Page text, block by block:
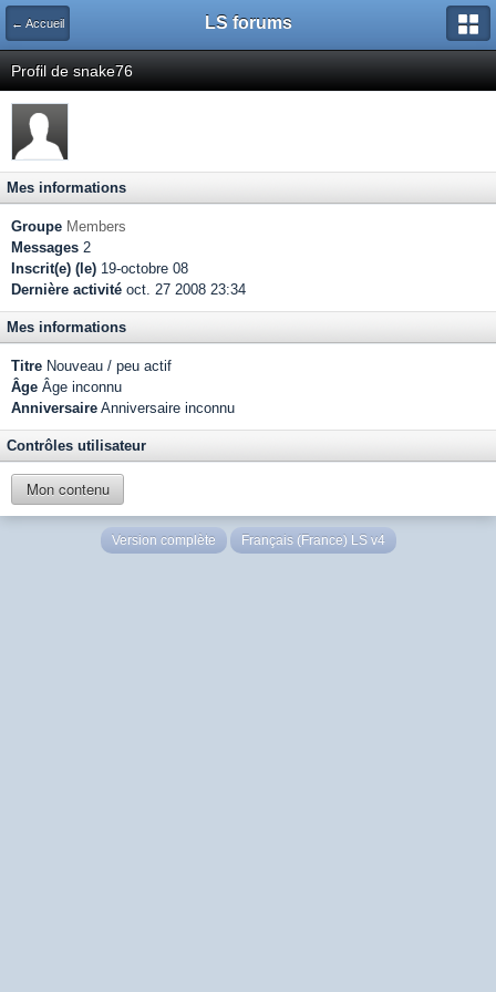
← Accueil LS forums
Profil de snake76
Mes informations
Groupe Members
Messages 2
Inscrit(e) (le) 19-octobre 08
Dernière activité oct. 27 2008 23:34
Mes informations
Titre Nouveau / peu actif
Âge Âge inconnu
Anniversaire Anniversaire inconnu
Contrôles utilisateur
Mon contenu
Version complète Français (France) LS v4